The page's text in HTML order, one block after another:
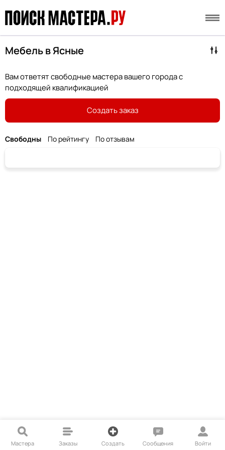
Мебель в Ясные
Вам ответят свободные мастера вашего города с
подходящей квалификацией
Создать заказ
Свободны По рейтингу По отзывам
Мастера Заказы Создать Сообщения Войти